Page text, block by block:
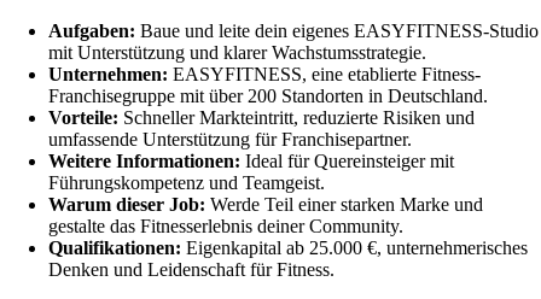
Aufgaben: Baue und leite dein eigenes EASYFITNESS-Studio
mit Unterstützung und klarer Wachstumsstrategie.
Unternehmen: EASYFITNESS, eine etablierte Fitness-
Franchisegruppe mit über 200 Standorten in Deutschland.
Vorteile: Schneller Markteintritt, reduzierte Risiken und
umfassende Unterstützung für Franchisepartner.
Weitere Informationen: Ideal für Quereinsteiger mit
Führungskompetenz und Teamgeist.
Warum dieser Job: Werde Teil einer starken Marke und
gestalte das Fitnesserlebnis deiner Community.
Qualifikationen: Eigenkapital ab 25.000 €, unternehmerisches
Denken und Leidenschaft für Fitness.